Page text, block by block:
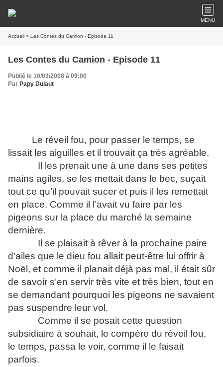
MENU
Accueil » Les Contes du Camion - Episode 11
Les Contes du Camion - Episode 11
Publié le 10/03/2008 à 09:00
Par Papy Dulaut
Le réveil fou, pour passer le temps, se
lissait les aiguilles et il trouvait ça très agréable.
Il les prenait une à une dans ses petites
mains agiles, se les mettait dans le bec, suçait
tout ce qu’il pouvait sucer et puis il les remettait
en place. Comme il l’avait vu faire par les
pigeons sur la place du marché la semaine
dernière.
Il se plaisait à rêver à la prochaine paire
d’ailes que le dieu fou allait peut-être lui offrir à
Noël, et comme il planait déjà pas mal, il était sûr
de savoir s’en servir très vite et très bien, tout en
se demandant pourquoi les pigeons ne savaient
pas suspendre leur vol.
Comme il se posait cette question
subsidiaire à souhait, le compère du réveil fou,
le temps, passa le voir, comme il le faisait
parfois.